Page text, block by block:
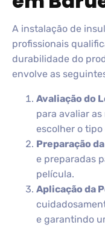
A instalação de
profissionais
durabilidade do
envolve as
Avaliação do
para avaliar
escolher o
Preparação
e preparadas
película.
Aplicação da
e garantindo